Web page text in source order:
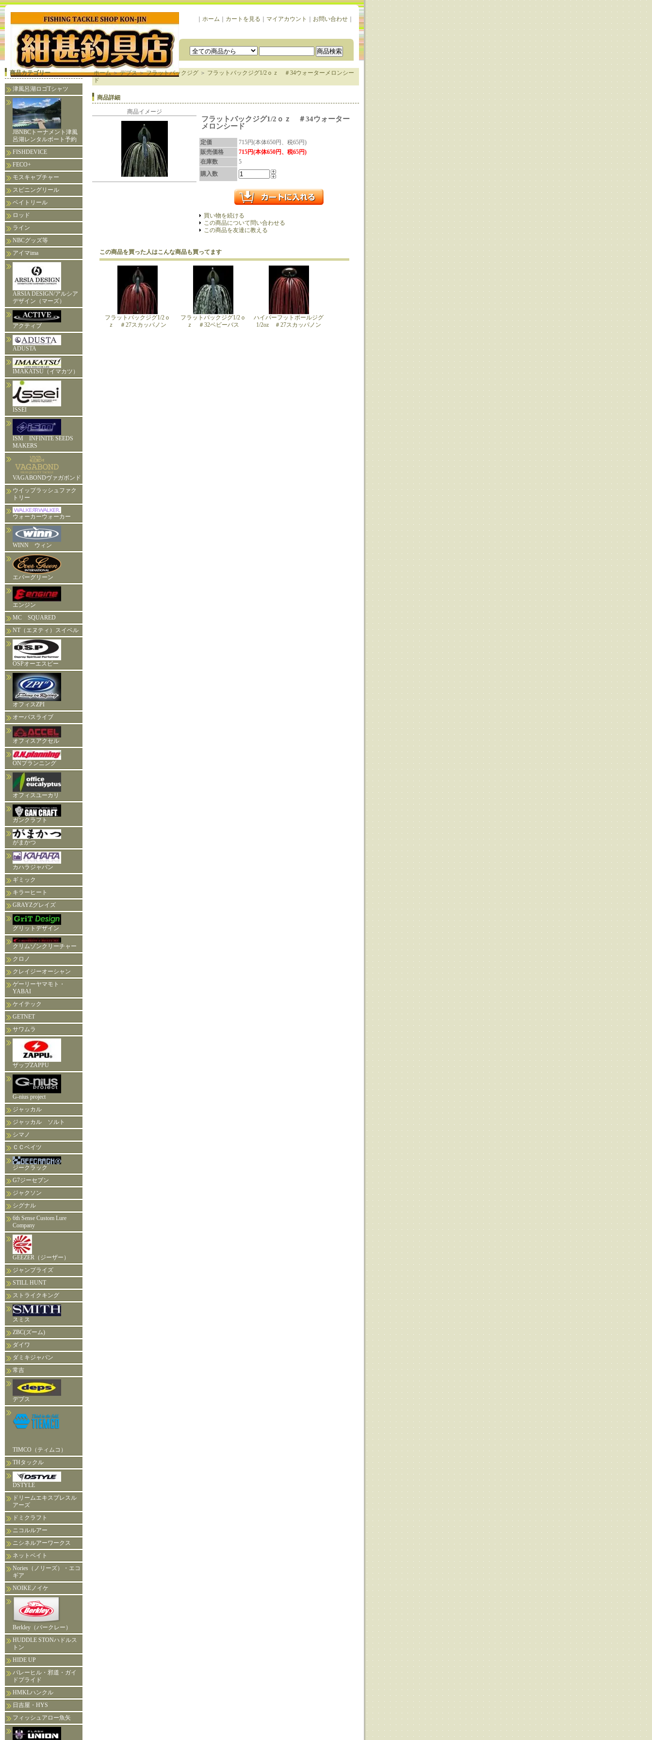
ホーム カートを見る マイアカウント お問い合わせ｜
商品カテゴリー
津風呂湖ロゴTシャツ
JBNBCトーナメント津風
呂湖レンタルボート予約
FISHDEVICE
FECO+
モスキャプチャー
スピニングリール
ベイトリール
ロッド
ライン
NBCグッズ等
アイマima
ARSIA DESIGN/アルシア
デザイン（マーズ）
アクティブ
ADUSTA
IMAKATSU（イマカツ）
ISSEI
ISM INFINITE SEEDS
MAKERS
VAGABONDヴァガボンド
ウイップラッシュファク
トリー
ウォーカーウォーカー
WINN ウィン
エバーグリーン
エンジン
MC SQUARED
NT（エヌティ）スイベル
OSPオーエスピー
オフィスZPI
オーパスライブ
オフィスアクセル
ONプランニング
オフィスユーカリ
ガンクラフト
がまかつ
カハラジャパン
ギミック
キラーヒート
GRAYZグレイズ
グリットデザイン
クリムゾンクリーチャー
クロノ
クレイジーオーシャン
ゲーリーヤマモト・
YABAI
ケイテック
GETNET
サワムラ
ザップZAPPU
G-nius project
ジャッカル
ジャッカル ソルト
シマノ
ＣＣベイツ
ジークラック
G7ジーセブン
ジャクソン
シグナル
6th Sense Custom Lure
Company
GEEZER（ジーザー）
ジャンプライズ
STILL HUNT
ストライクキング
スミス
ZBC(ズーム)
ダイワ
ダミキジャパン
常吉
デプス
TIMCO（ティムコ）
THタックル
DSTYLE
ドリームエキスプレスル
アーズ
ドミクラフト
ニコルルアー
ニシネルアーワークス
ネットベイト
Nories（ノリーズ）・エコ
ギア
NOIKEノイケ
Berkley（バークレー）
HUDDLE STONハドルス
トン
HIDE UP
バレーヒル・邪道・ガイ
ドプライド
HMKLハンクル
日吉屋・HYS
フィッシュアロー魚矢
ホーム＞デプス＞フラットバックジグ ＞ フラットバックジグ1/2ｏｚ ＃34ウォーターメロンシー
ド
商品詳細
商品イメージ
フラットバックジグ1/2ｏｚ ＃34ウォーター
メロンシード
定価
715円(本体650円、税65円)
販売価格
715円(本体650円、税65円)
在庫数
5
購入数
買い物を続ける
この商品について問い合わせる
この商品を友達に教える
この商品を買った人はこんな商品も買ってます
フラットバックジグ1/2ｏ
ｚ ＃27スカッパノン
フラットバックジグ1/2ｏ
ｚ ＃32ベビーバス
ハイパーフットボールジグ
1/2oz ＃27スカッパノン